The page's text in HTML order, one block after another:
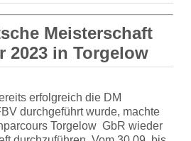
Meisterschaft
2023 in Torgelow
erfolgreich die DM
durchgeführt wurde, machte
Torgelow GbR wieder